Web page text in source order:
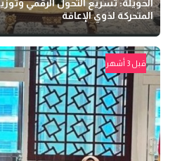
الحويلة: تسريع التحول الرقمي
المتحركة لذوي الإعاقة
قبل 3 أشهر